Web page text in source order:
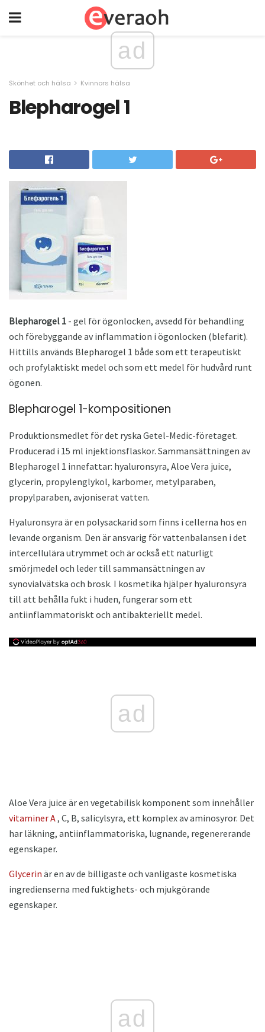
ad
Skönhet och hälsa Kvinnors hälsa
Blepharogel 1
Blepharogel 1 - gel för ögonlocken, avsedd för behandling
och förebyggande av inflammation i ögonlocken (blefarit).
Hittills används Blepharogel 1 både som ett terapeutiskt
och profylaktiskt medel och som ett medel för hudvård runt
ögonen.
Blepharogel 1-kompositionen
Produktionsmedlet för det ryska Getel-Medic-företaget.
Producerad i 15 ml injektionsflaskor. Sammansättningen av
Blepharogel 1 innefattar: hyaluronsyra, Aloe Vera juice,
glycerin, propylenglykol, karbomer, metylparaben,
propylparaben, avjoniserat vatten.
Hyaluronsyra är en polysackarid som finns i cellerna hos en
levande organism. Den är ansvarig för vattenbalansen i det
intercellulära utrymmet och är också ett naturligt
smörjmedel och leder till sammansättningen av
synovialvätska och brosk. I kosmetika hjälper hyaluronsyra
till att behålla fukt i huden, fungerar som ett
antiinflammatoriskt och antibakteriellt medel.
ad
Aloe Vera juice är en vegetabilisk komponent som innehåller
vitaminer A, C, B, salicylsyra, ett komplex av aminosyror. Det
har läkning, antiinflammatoriska, lugnande, regenererande
egenskaper.
Glycerin är en av de billigaste och vanligaste kosmetiska
ingredienserna med fuktighets- och mjukgörande
egenskaper.
ad